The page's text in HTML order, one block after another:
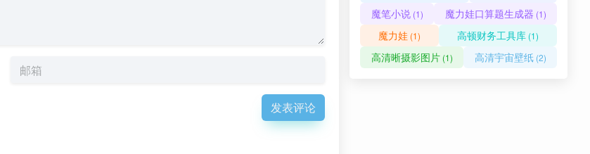
发表评论
魔笔小说(1) 魔力娃口算题生成器 (1)
魔力娃 (1) 高顿财务工具库 (1)
高清晰摄影图片(1) 高清宇宙壁纸(2)